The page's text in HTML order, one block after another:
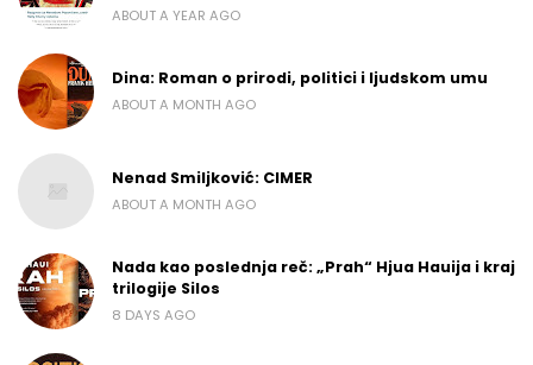
ABOUT A YEAR AGO
Dina: Roman o prirodi, politici i ljudskom umu
ABOUT A MONTH AGO
Nenad Smiljković: CIMER
ABOUT A MONTH AGO
Nada kao poslednja reč: „Prah“ Hjua Hauija i kraj
trilogije Silos
8 DAYS AGO